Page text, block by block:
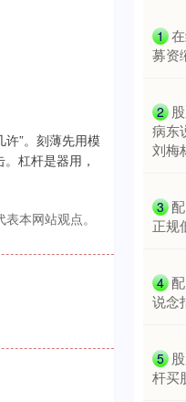
许”。刻薄先用模
杠杆是器用，
本网站观点。
上证
深
1
募资
2
病东
刘梅
3
正规
4
说念
5
杆买